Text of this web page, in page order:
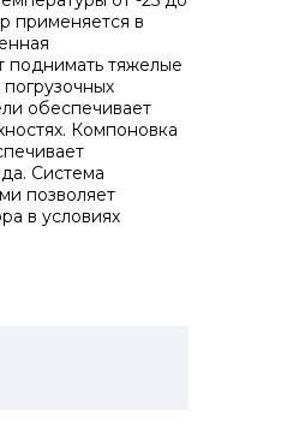
применяется в
поднимать тяжелые
обеспечивает
Компоновка
Система
позволяет
в условиях